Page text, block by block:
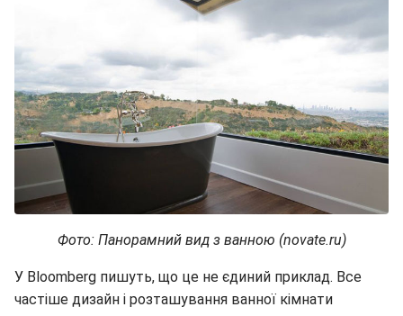
Фото: Панорамний вид з ванною (novate.ru)
У Bloomberg пишуть, що це не єдиний приклад. Все
частіше дизайн і розташування ванної кімнати